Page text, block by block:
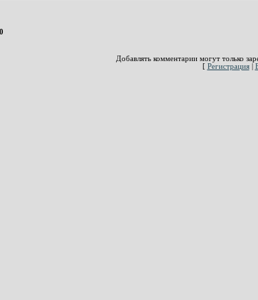
0
Добавлять комментарии могут только
[ Регистрация|